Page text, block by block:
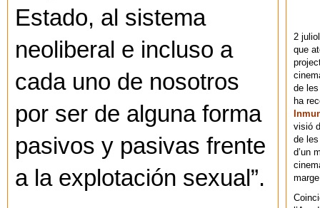
Estado, al sistema
neoliberal e incluso a
cada uno de nosotros
por ser de alguna forma
pasivos y pasivas frente
a la explotación sexual”.
2
que
de
ha
visió
de
d’un